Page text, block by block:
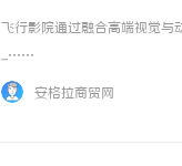
飞行影院通过融合高端视觉与
...……
安格拉商贸网